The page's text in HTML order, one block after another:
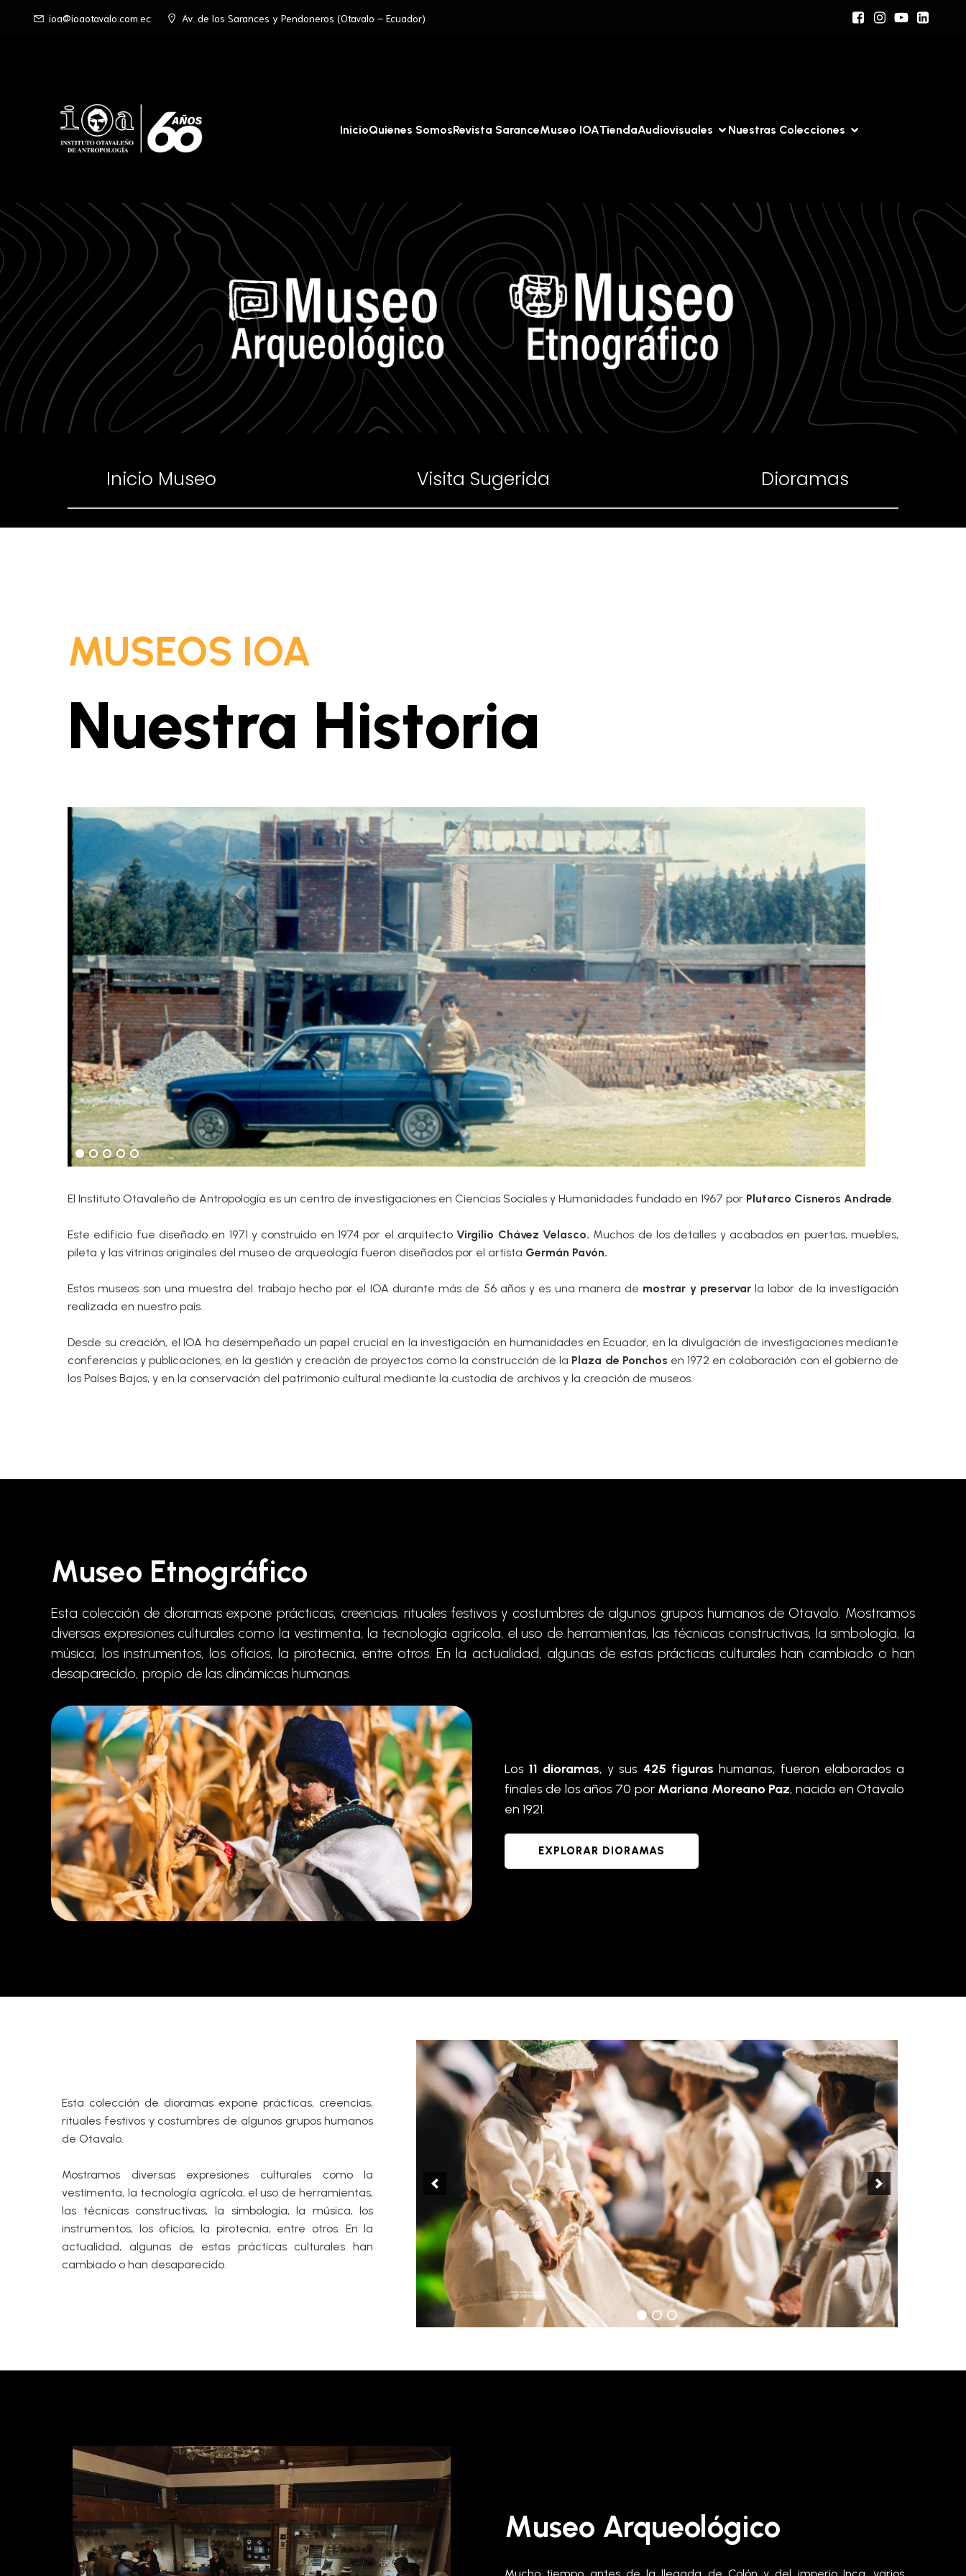
ioa@ioaotavalo.com.ec Av. de los Sarances y Pendoneros (Otavalo – Ecuador)
InicioQuienes SomosRevista SaranceMuseo IOATiendaAudiovisuales Nuestras Colecciones
Inicio Museo Visita Sugerida Dioramas
MUSEOS IOA
Nuestra Historia
El Instituto Otavaleño de Antropología es un centro de investigaciones en Ciencias Sociales y Humanidades fundado en 1967 por Plutarco Cisneros Andrade.
Este edificio fue diseñado en 1971 y construido en 1974 por el arquitectoVirgilio Chávez Velasco. Muchos de los detalles y acabados en puertas, muebles,
pileta y las vitrinas originales del museo de arqueología fueron diseñados por el artista Germán Pavón.
Estos museos son una muestra del trabajo hecho por el IOA durante más de 56 años y es una manera de mostrar y preservarla labor de la investigación
realizada en nuestro país.
Desde su creación, el IOA ha desempeñado un papel crucial en la investigación en humanidades en Ecuador, en la divulgación de investigaciones mediante
conferencias y publicaciones, en la gestión y creación de proyectos como la construcción de la Plaza de Ponchos en 1972 en colaboración con el gobierno de
los Países Bajos, y en la conservación del patrimonio cultural mediante la custodia de archivos y la creación de museos.
Museo Etnográfico
Esta colección de dioramas expone prácticas, creencias, rituales festivos y costumbres de algunos grupos humanos de Otavalo. Mostramos
diversas expresiones culturales como la vestimenta, la tecnología agrícola, el uso de herramientas, las técnicas constructivas, la simbología, la
música, los instrumentos, los oficios, la pirotecnia, entre otros. En la actualidad, algunas de estas prácticas culturales han cambiado o han
desaparecido, propio de las dinámicas humanas.
Los11 dioramas, y sus 425 figuras humanas, fueron elaborados a
finales de los años 70 por Mariana Moreano Paz, nacida en Otavalo
en 1921.
EXPLORAR DIORAMAS
Esta colección de dioramas expone prácticas, creencias,
rituales festivos y costumbres de algunos grupos humanos
de Otavalo.
Mostramos diversas expresiones culturales como la
vestimenta, la tecnología agrícola, el uso de herramientas,
las técnicas constructivas, la simbología, la música, los
instrumentos, los oficios, la pirotecnia, entre otros. En la
actualidad, algunas de estas prácticas culturales han
cambiado o han desaparecido.
Museo Arqueológico